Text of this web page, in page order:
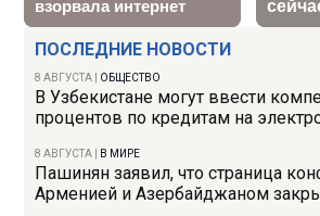
ПОСЛЕДНИЕ НОВОСТИ
8 АВГУСТА ОБЩЕСТВО
В Узбекистане могут ввести
процентов по кредитам на
8 АВГУСТА В МИРЕ
Пашинян заявил, что страница
Арменией и Азербайджаном